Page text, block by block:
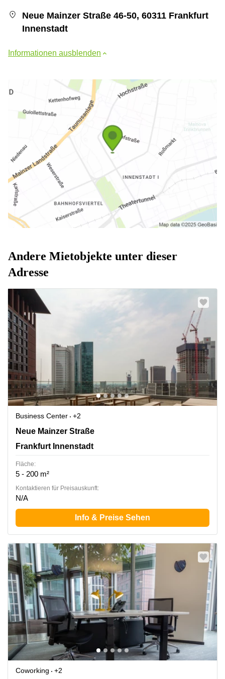
Neue Mainzer Straße 46-50, 60311 Frankfurt
Innenstadt
Informationen ausblenden
Andere Mietobjekte unter dieser
Adresse
Business Center
+2
Neue Mainzer Straße 46-50, Frankfurt Innenstadt
Neue Mainzer Straße
Frankfurt Innenstadt
Fläche:
5 - 200 m²
Kontaktieren für Preisauskunft:
N/A
Info & Preise Sehen
Coworking
+2